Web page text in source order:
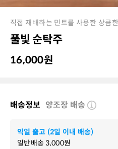
직접 재배하는 민트를 사용한 상큼
풀빛 순탁주
16,000원
배송정보 양조장 배송
익일 출고 (2일 이내 배송)
일반배송3,000원